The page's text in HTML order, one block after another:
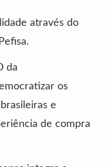
através do
da
os
e
de compra